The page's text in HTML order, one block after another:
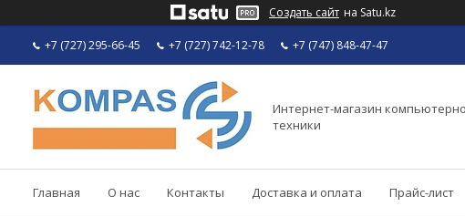
Создать сайт на Satu.kz
+7 (727) 295-66-45 +7 (727) 742-12-78 +7 (747) 848-47-47
Интернет-магазин
техники
Главная О нас Контакты Доставка и оплата Прайс-лист